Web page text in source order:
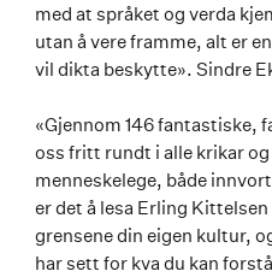
med at språket og verda
utan å vere framme, alt er
vil dikta beskytte». Sindre
«Gjennom 146 fantastiske,
oss fritt rundt i alle krikar
menneskelege, både
er det å lesa Erling
grensene din eigen kultur,
har sett for kva du kan